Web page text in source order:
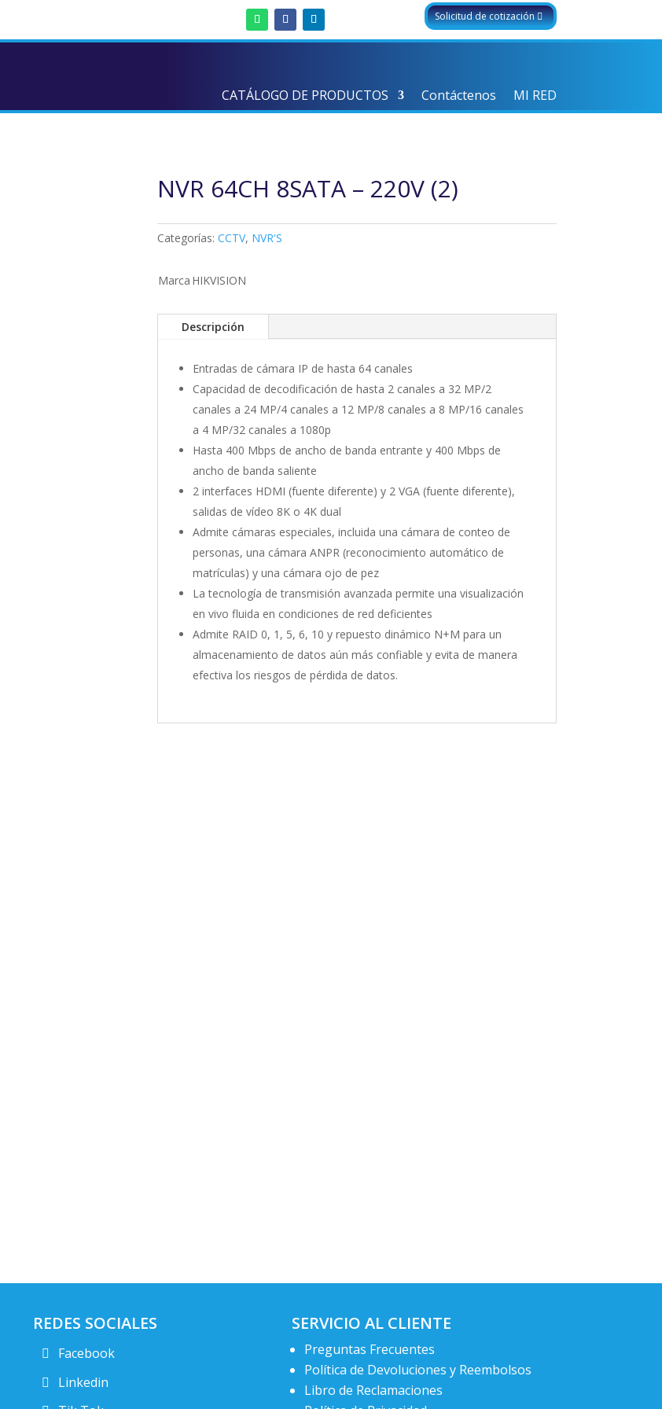
Solicitud de cotización
CATÁLOGO DE PRODUCTOS Contáctenos MI RED
NVR 64CH 8SATA – 220V (2)
Categorías: CCTV, NVR'S
Marca HIKVISION
Descripción
Entradas de cámara IP de hasta 64 canales
Capacidad de decodificación de hasta 2 canales a 32 MP/2
canales a 24 MP/4 canales a 12 MP/8 canales a 8 MP/16 canales
a 4 MP/32 canales a 1080p
Hasta 400 Mbps de ancho de banda entrante y 400 Mbps de
ancho de banda saliente
2 interfaces HDMI (fuente diferente) y 2 VGA (fuente diferente),
salidas de vídeo 8K o 4K dual
Admite cámaras especiales, incluida una cámara de conteo de
personas, una cámara ANPR (reconocimiento automático de
matrículas) y una cámara ojo de pez
La tecnología de transmisión avanzada permite una visualización
en vivo fluida en condiciones de red deficientes
Admite RAID 0, 1, 5, 6, 10 y repuesto dinámico N+M para un
almacenamiento de datos aún más confiable y evita de manera
efectiva los riesgos de pérdida de datos.
REDES SOCIALES
Facebook
Linkedin
SERVICIO AL CLIENTE
Preguntas Frecuentes
Política de Devoluciones y Reembolsos
Libro de Reclamaciones